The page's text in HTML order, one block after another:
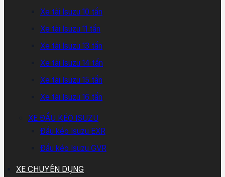
Xe tải Isuzu 10 tấn
Xe tải Isuzu 11 tấn
Xe tải Isuzu 13 tấn
Xe tải Isuzu 14 tấn
Xe tải Isuzu 15 tấn
Xe tải Isuzu 16 tấn
XE ĐẦU KÉO ISUZU
Đầu kéo Isuzu EXR
Đầu kéo Isuzu GVR
XE CHUYÊN DỤNG